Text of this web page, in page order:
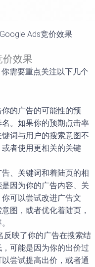
Ads竞价效果
价效果
需要重点关注以下几个
的广告的可能性的预
。如果你的预期点击率
词与用户的搜索意图不
者使用更相关的关键
、关键词和着陆页的相
因为你的广告内容、关
可以尝试改进广告文
图，或者优化着陆页，
反映了你的广告在搜索结
可能是因为你的出价过
尝试提高出价，或者通